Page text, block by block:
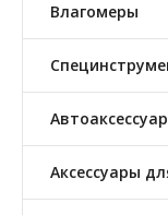
Влагомеры
Аксессуары